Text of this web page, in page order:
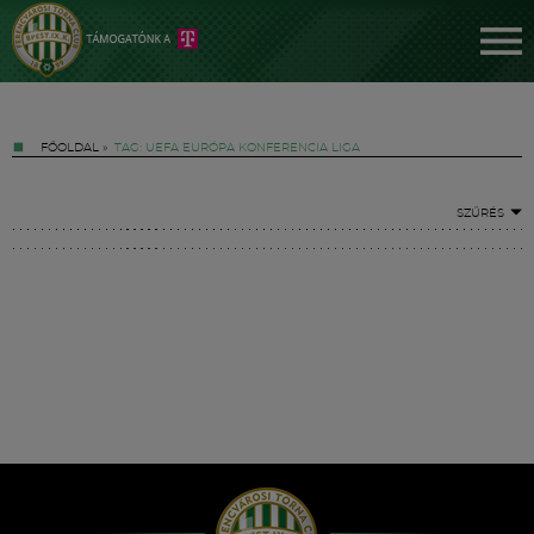
FŐOLDAL » TAG: UEFA EURÓPA KONFERENCIA LIGA
SZŰRÉS
Hírek